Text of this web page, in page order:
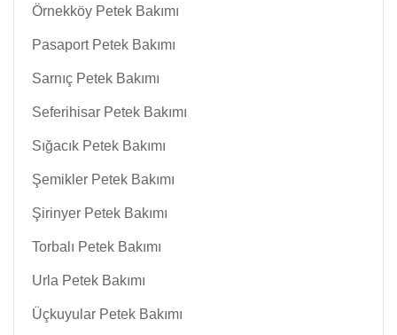
Örnekköy Petek Bakımı
Pasaport Petek Bakımı
Sarnıç Petek Bakımı
Seferihisar Petek Bakımı
Sığacık Petek Bakımı
Şemikler Petek Bakımı
Şirinyer Petek Bakımı
Torbalı Petek Bakımı
Urla Petek Bakımı
Üçkuyular Petek Bakımı